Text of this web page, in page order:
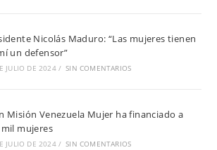
Nicolás Maduro: “Las mujeres tienen
un defensor”
JULIO DE 2024 / SIN COMENTARIOS
Misión Venezuela Mujer ha financiado a
mil mujeres
JULIO DE 2024 / SIN COMENTARIOS